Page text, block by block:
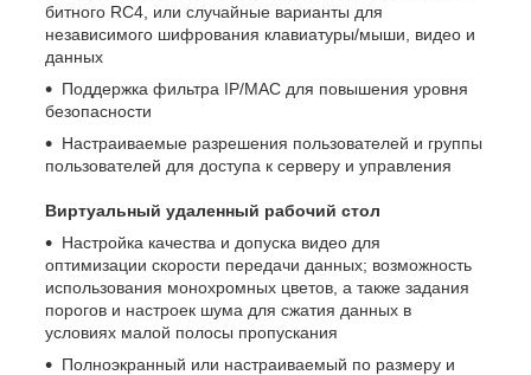
битного RC4, или случайные варианты для
независимого шифрования клавиатуры/мыши, видео и
данных
Поддержка фильтра IP/MAC для повышения уровня
безопасности
Настраиваемые разрешения пользователей и группы
пользователей для доступа к серверу и управления
Виртуальный удаленный рабочий стол
Настройка качества и допуска видео для
оптимизации скорости передачи данных; возможность
использования монохромных цветов, а также задания
порогов и настроек шума для сжатия данных в
условиях малой полосы пропускания
Полноэкранный или настраиваемый по размеру и